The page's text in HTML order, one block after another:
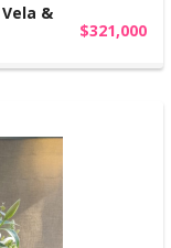
&
$321,000